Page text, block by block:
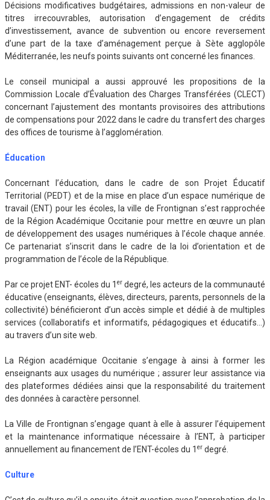
Décisions modificatives budgétaires, admissions en non-valeur de
titres irrecouvrables, autorisation d’engagement de crédits
d’investissement, avance de subvention ou encore reversement
d’une part de la taxe d’aménagement perçue à Sète agglopôle
Méditerranée, les neufs points suivants ont concerné les finances.
Le conseil municipal a aussi approuvé les propositions de la
Commission Locale d’Évaluation des Charges Transférées (CLECT)
concernant l’ajustement des montants provisoires des attributions
de compensations pour 2022 dans le cadre du transfert des charges
des offices de tourisme à l’agglomération.
Éducation
Concernant l’éducation, dans le cadre de son Projet Éducatif
Territorial (PEDT) et de la mise en place d’un espace numérique de
travail (ENT) pour les écoles, la ville de Frontignan s’est rapprochée
de la Région Académique Occitanie pour mettre en œuvre un plan
de développement des usages numériques à l’école chaque année.
Ce partenariat s’inscrit dans le cadre de la loi d’orientation et de
programmation de l’école de la République.
Par ce projet ENT- écoles du 1 er degré, les acteurs de la communauté
éducative (enseignants, élèves, directeurs, parents, personnels de la
collectivité) bénéficieront d’un accès simple et dédié à de multiples
services (collaboratifs et informatifs, pédagogiques et éducatifs…)
au travers d’un site web.
La Région académique Occitanie s’engage à ainsi à former les
enseignants aux usages du numérique ; assurer leur assistance via
des plateformes dédiées ainsi que la responsabilité du traitement
des données à caractère personnel.
La Ville de Frontignan s’engage quant à elle à assurer l’équipement
et la maintenance informatique nécessaire à l’ENT, à participer
annuellement au financement de l’ENT-écoles du 1 er degré.
Culture